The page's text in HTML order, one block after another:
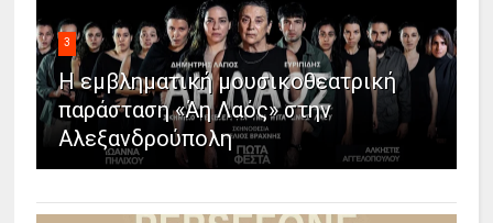
3
Η εμβληματική μουσικοθεατρική
παράσταση «Άη Λαός» στην
Αλεξανδρούπολη